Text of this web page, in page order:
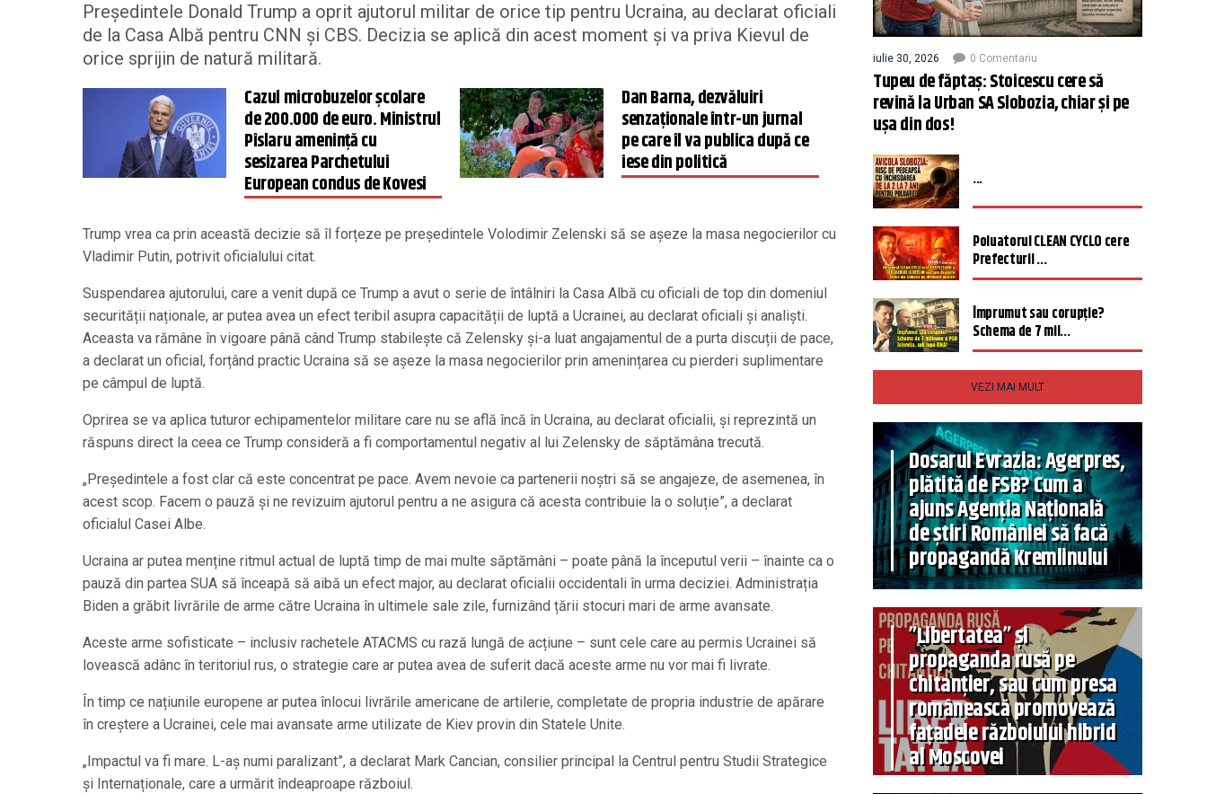
Președintele Donald Trump a oprit ajutorul militar de orice tip pentru Ucraina, au declarat oficiali
de la Casa Albă pentru CNN și CBS. Decizia se aplică din acest moment și va priva Kievul de
orice sprijin de natură militară.
Cazul microbuzelor școlare
de 200.000 de euro. Ministrul
Pîslaru amenință cu
sesizarea Parchetului
European condus de Kovesi
Dan Barna, dezvăluiri
senzaționale într-un jurnal
pe care îl va publica după ce
iese din politică
Trump vrea ca prin această decizie să îl forțeze pe președintele Volodimir Zelenski să se așeze la masa negocierilor cu
Vladimir Putin, potrivit oficialului citat.
Suspendarea ajutorului, care a venit după ce Trump a avut o serie de întâlniri la Casa Albă cu oficiali de top din domeniul
securității naționale, ar putea avea un efect teribil asupra capacității de luptă a Ucrainei, au declarat oficiali și analiști.
Aceasta va rămâne în vigoare până când Trump stabilește că Zelensky și-a luat angajamentul de a purta discuții de pace,
a declarat un oficial, forțând practic Ucraina să se așeze la masa negocierilor prin amenințarea cu pierderi suplimentare
pe câmpul de luptă.
Oprirea se va aplica tuturor echipamentelor militare care nu se află încă în Ucraina, au declarat oficialii, și reprezintă un
răspuns direct la ceea ce Trump consideră a fi comportamentul negativ al lui Zelensky de săptămâna trecută.
„Președintele a fost clar că este concentrat pe pace. Avem nevoie ca partenerii noștri să se angajeze, de asemenea, în
acest scop. Facem o pauză și ne revizuim ajutorul pentru a ne asigura că acesta contribuie la o soluție”, a declarat
oficialul Casei Albe.
Ucraina ar putea menține ritmul actual de luptă timp de mai multe săptămâni – poate până la începutul verii – înainte ca o
pauză din partea SUA să înceapă să aibă un efect major, au declarat oficialii occidentali în urma deciziei. Administrația
Biden a grăbit livrările de arme către Ucraina în ultimele sale zile, furnizând țării stocuri mari de arme avansate.
Aceste arme sofisticate – inclusiv rachetele ATACMS cu rază lungă de acțiune – sunt cele care au permis Ucrainei să
lovească adânc în teritoriul rus, o strategie care ar putea avea de suferit dacă aceste arme nu vor mai fi livrate.
În timp ce națiunile europene ar putea înlocui livrările americane de artilerie, completate de propria industrie de apărare
în creștere a Ucrainei, cele mai avansate arme utilizate de Kiev provin din Statele Unite.
„Impactul va fi mare. L-aș numi paralizant”, a declarat Mark Cancian, consilier principal la Centrul pentru Studii Strategice
și Internaționale, care a urmărit îndeaproape războiul.
iulie 30, 2026 0 Comentariu
Tupeu de făptaș: Stoicescu cere să
revină la Urban SA Slobozia, chiar și pe
ușa din dos!
...
Poluatorul CLEAN CYCLO cere
Prefecturii ...
Împrumut sau corupție?
Schema de 7 mil...
VEZI MAI MULT
Dosarul Evrazia: Agerpres,
plătită de FSB? Cum a
ajuns Agenția Națională
de știri României să facă
propagandă Kremlinului
”Libertatea” și
propaganda rusă pe
chitanțier, sau cum presa
românească promovează
fațadele războiului hibrid
al Moscovei